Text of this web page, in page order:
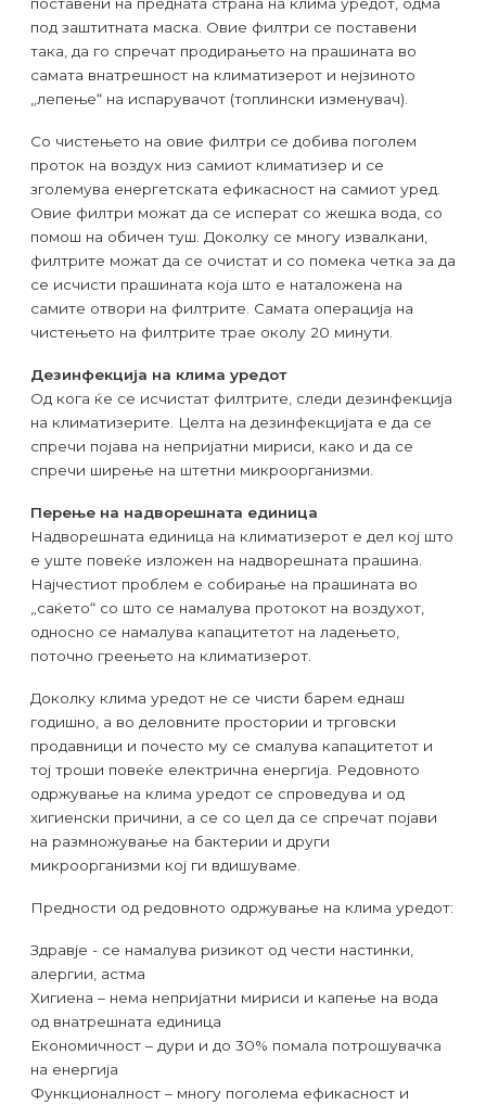
под заштитната маска. Овие филтри се поставени
така, да го спречат продирањето на прашината во
самата внатрешност на климатизерот и нејзиното
„лепење“ на испарувачот (топлински изменувач).
Со чистењето на овие филтри се добива поголем
проток на воздух низ самиот климатизер и се
зголемува енергетската ефикасност на самиот уред.
Овие филтри можат да се исперат со жешка вода, со
помош на обичен туш. Доколку се многу извалкани,
филтрите можат да се очистат и со помека четка за да
се исчисти прашината која што е наталожена на
самите отвори на филтрите. Самата операција на
чистењето на филтрите трае околу 20 минути.
Дезинфекција на клима уредот
Од кога ќе се исчистат филтрите, следи дезинфекција
на климатизерите. Целта на дезинфекцијата е да се
спречи појава на непријатни мириси, како и да се
спречи ширење на штетни микроорганизми.
Перење на надворешната единица
Надворешната единица на климатизерот е дел кој што
е уште повеќе изложен на надворешната прашина.
Најчестиот проблем е собирање на прашината во
„саќето“ со што се намалува протокот на воздухот,
односно се намалува капацитетот на ладењето,
поточно греењето на климатизерот.
Доколку клима уредот не се чисти барем еднаш
годишно, а во деловните простории и трговски
продавници и почесто му се смалува капацитетот и
тој троши повеќе електрична енергија. Редовното
одржување на клима уредот се спроведува и од
хигиенски причини, а се со цел да се спречат појави
на размножување на бактерии и други
микроорганизми кој ги вдишуваме.
Предности од редовното одржување на клима уредот:
Здравје - се намалува ризикот од чести настинки,
алергии, астма
Хигиена – нема непријатни мириси и капење на вода
од внатрешната единица
Економичност – дури и до 30% помала потрошувачка
на енергија
Функционалност – многу поголема ефикасност и